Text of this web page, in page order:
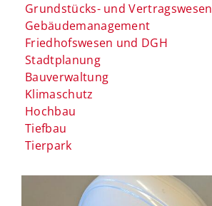
Grundstücks- und Vertragswesen
Gebäudemanagement
Friedhofswesen und DGH
Stadtplanung
Bauverwaltung
Klimaschutz
Hochbau
Tiefbau
Tierpark